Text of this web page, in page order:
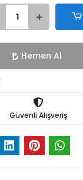
Hemen Al
Güvenli Alışveriş